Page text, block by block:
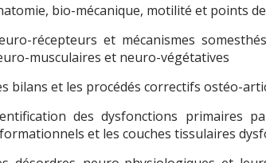
bio-mécanique, motilité et points
récepteurs et mécanismes
musculaires et neuro-végétatives
bilans et les procédés correctifs ostéo-
des dysfonctions primaires
et les couches tissulaires